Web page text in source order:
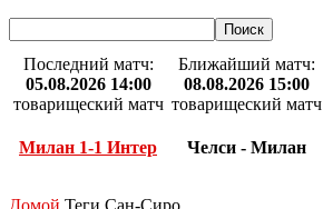
Последний матч:
05.08.2026 14:00
товарищеский матч
Милан 1-1 Интер
Ближайший матч:
08.08.2026 15:00
товарищеский матч
Челси - Милан
Домой Теги Сан-Сиро